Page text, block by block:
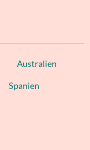
Australien
Spanien